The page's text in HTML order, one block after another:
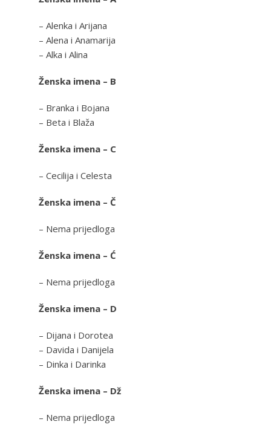
– Alenka i Arijana
– Alena i Anamarija
– Alka i Alina
Ženska imena – B
– Branka i Bojana
– Beta i Blaža
Ženska imena – C
– Cecilija i Celesta
Ženska imena – Č
– Nema prijedloga
Ženska imena – Ć
– Nema prijedloga
Ženska imena – D
– Dijana i Dorotea
– Davida i Danijela
– Dinka i Darinka
Ženska imena – Dž
– Nema prijedloga